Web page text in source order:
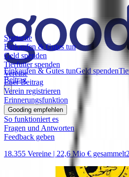
Einkaufen & Gutes tunGeld spenden
Beitrag
Startseite
Einkaufen & Gutes tun
Geld spenden
Tierfutter spenden
Vereine
Euer Beitrag
Verein registrieren
Erinnerungsfunktion
Gooding empfehlen
So funktioniert es
Fragen und Antworten
Feedback geben
18.355 Vereine | 22,6 Mio € gesammelt